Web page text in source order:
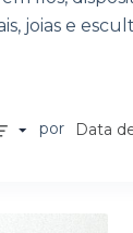
joias e
por Data